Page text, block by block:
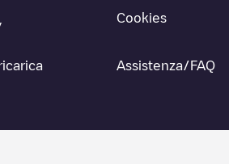
Cookies
Assistenza/FAQ